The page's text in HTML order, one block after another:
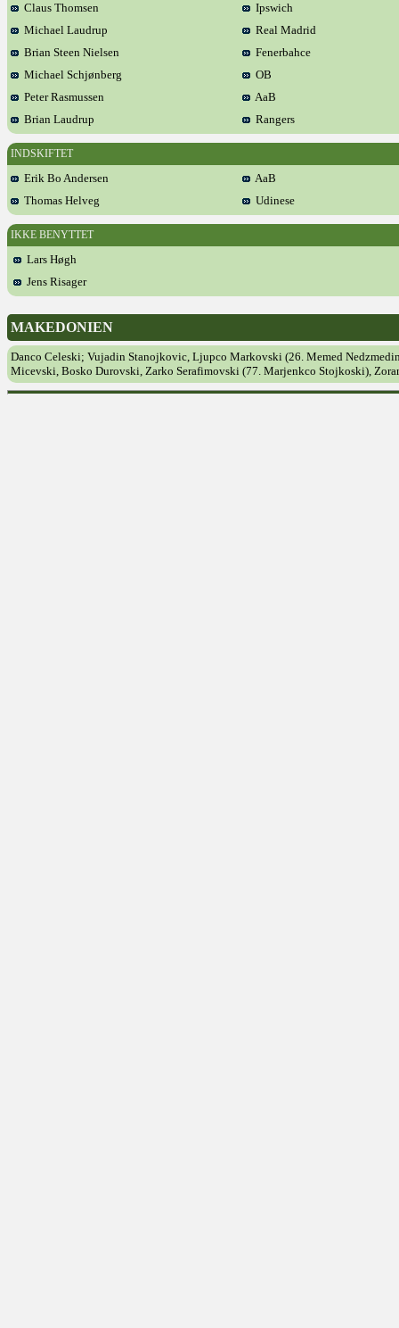
Claus Thomsen
Ipswich
Michael Laudrup
Real Madrid
Brian Steen Nielsen
Fenerbahce
Michael Schjønberg
OB
Peter Rasmussen
AaB
Brian Laudrup
Rangers
INDSKIFTET
Erik Bo Andersen
AaB
Thomas Helveg
Udinese
IKKE BENYTTET
Lars Høgh
Jens Risager
MAKEDONIEN
Danco Celeski; Vujadin Stanojkovic, Ljupco Markovski (26. Memed
Micevski, Bosko Durovski, Zarko Serafimovski (77. Marjenkco Stojkoski),